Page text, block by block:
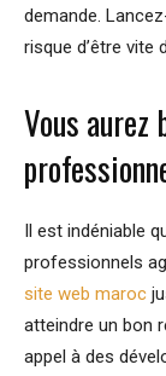
demande.
risque d’être vite
Vous aurez
Il est indéniable
professionnels
site web maroc
atteindre un bon
appel à des